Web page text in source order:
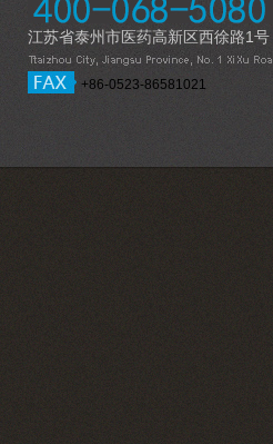
江苏省泰州市医药高新区西徐路1号
+86-0523-86581021